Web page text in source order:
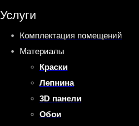
Услуги
Комплектация помещений
Материалы
Краски
Лепнина
3D панели
Обои